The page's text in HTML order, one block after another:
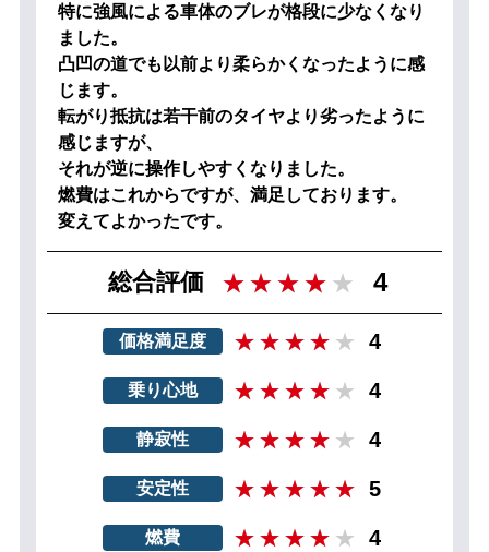
特に強風による車体のブレが格段に少なくなり
ました。
凸凹の道でも以前より柔らかくなったように感
じます。
転がり抵抗は若干前のタイヤより劣ったように
感じますが、
それが逆に操作しやすくなりました。
燃費はこれからですが、満足しております。
変えてよかったです。
総合評価 4
価格満足度 4
乗り心地 4
静寂性 4
安定性 5
燃費 4